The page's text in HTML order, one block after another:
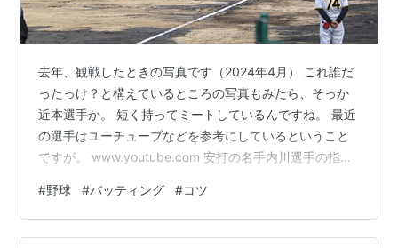
去年、観戦したときの写真です（2024年4月） これ誰だ
ったっけ？と構えているところの写真もみたら、そっか
近本選手か。 短く持ってミートしているんですね。 最近
の選手はユーチューブなどを参考にしているということ
ですが。 www.youtube.com 安打の名手内川選手の指導
然としました。 「そもそもワタシはバットの芯を意識し
ていたのか？」 「バッティングはバットの芯にボールを
当てる」ことに集中する作業ってそらそうだけど、そも
#野球 #バッティング #コツ